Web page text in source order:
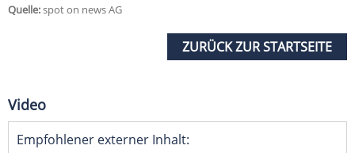
Quelle:spot on news AG
ZURÜCK ZUR STARTSEITE
Video
Empfohlener externer Inhalt: